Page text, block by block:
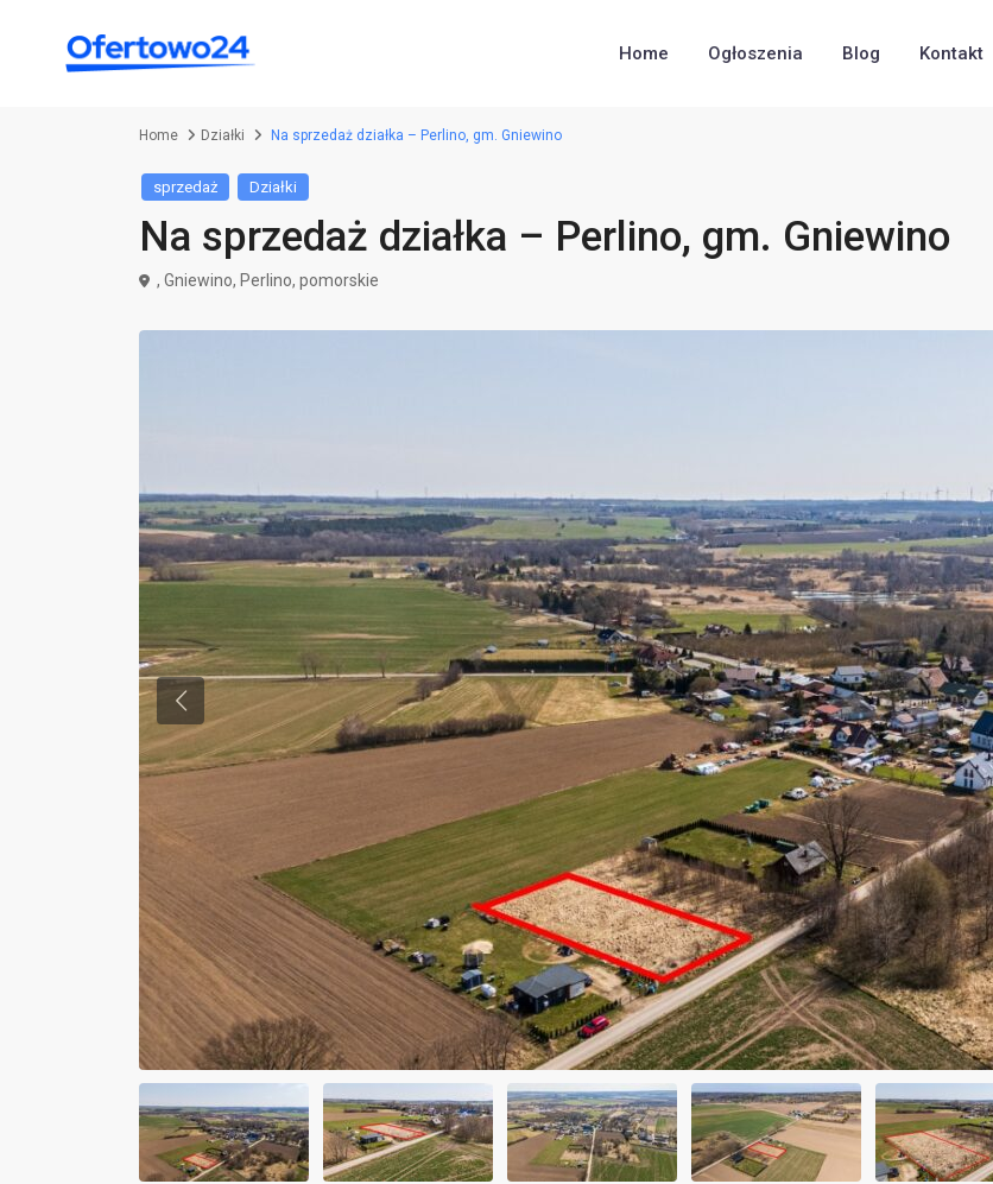
Home Ogłoszenia Blog Kontakt
Home Działki Na sprzedaż działka – Perlino, gm. Gniewino
sprzedaż Działki
Na sprzedaż działka – Perlino, gm. Gniewino
, Gniewino, Perlino, pomorskie